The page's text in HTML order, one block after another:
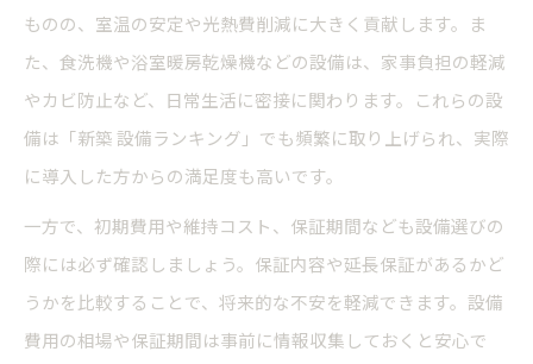
ものの、室温の安定や光熱費削減に大きく貢献します。ま
た、食洗機や浴室暖房乾燥機などの設備は、家事負担の軽減
やカビ防止など、日常生活に密接に関わります。これらの設
備は「新築 設備ランキング」でも頻繁に取り上げられ、実際
に導入した方からの満足度も高いです。
一方で、初期費用や維持コスト、保証期間なども設備選びの
際には必ず確認しましょう。保証内容や延長保証があるかど
うかを比較することで、将来的な不安を軽減できます。設備
費用の相場や保証期間は事前に情報収集しておくと安心で